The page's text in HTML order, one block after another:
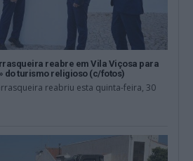
reabre em Vila Viçosa para
do turismo religioso (c/fotos)
reabriu esta quinta-feira, 30